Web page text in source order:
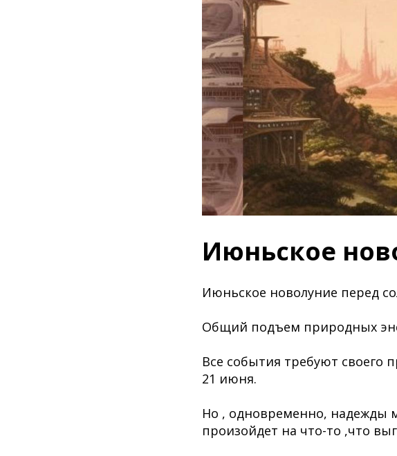
Июньское
Июньское новолуние перед
Общий подъем природных
Все события требуют своего
21 июня.
Но , одновременно, надежды
произойдет на что-то ,что